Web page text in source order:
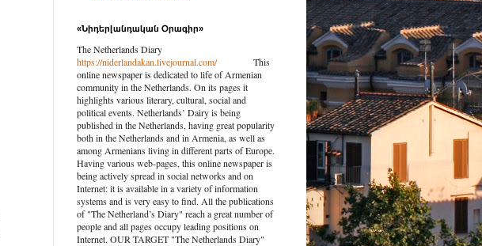
«Նիդերլանդական Օրագիր»
The Netherlands Diary
https://niderlandakan.livejournal.com/This
online newspaper is dedicated to life of Armenian
community in the Netherlands. On its pages it
highlights various literary, cultural, social and
political events. Netherlands’ Dairy is being
published in the Netherlands, having great popularity
both in the Netherlands and in Armenia, as well as
among Armenians living in different parts of Europe.
Having various web-pages, this online newspaper is
being actively spread in social networks and on
Internet: it is available in a variety of information
systems and is very easy to find. All the publications
of "The Netherland’s Diary" reach a great number of
people and all pages occupy leading positions on
Internet. OUR TARGET "The Netherlands Diary"